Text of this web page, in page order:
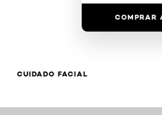
COMPRAR
CUIDADO FACIAL